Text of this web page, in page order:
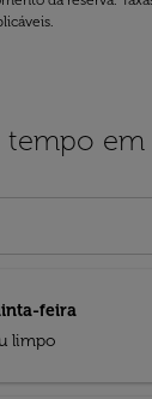
tempo em
feira
limpo